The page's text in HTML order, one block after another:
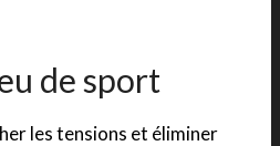
de sport
les tensions et éliminer